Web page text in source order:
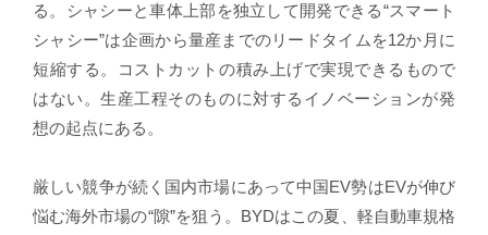
る。シャシーと車体上部を独立して開発できる“スマート
シャシー”は企画から量産までのリードタイムを12か月に
短縮する。コストカットの積み上げで実現できるもので
はない。生産工程そのものに対するイノベーションが発
想の起点にある。
厳しい競争が続く国内市場にあって中国EV勢はEVが伸び
悩む海外市場の“隙”を狙う。BYDはこの夏、軽自動車規格